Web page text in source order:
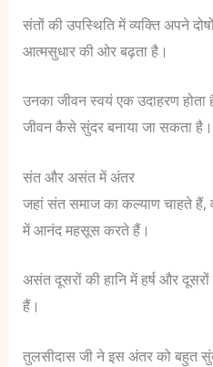
संतों की उपस्थिति में व्यक्ति अपने
आत्मसुधार की ओर बढ़ता है।
उनका जीवन स्वयं एक उदाहरण
जीवन कैसे सुंदर बनाया जा सकता है।
संत और असंत में अंतर
जहां संत समाज का कल्याण चाहते हैं,
में आनंद महसूस करते हैं।
असंत दूसरों की हानि में हर्ष और
हैं।
तुलसीदास जी ने इस अंतर को बहुत